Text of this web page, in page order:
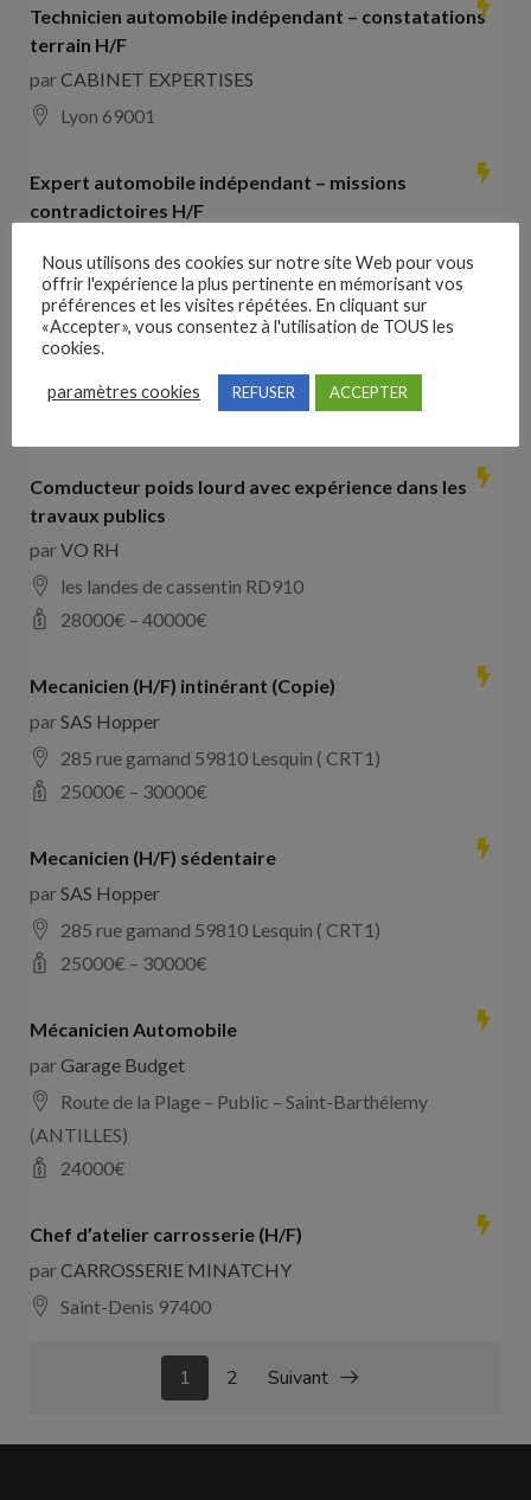
Technicien automobile indépendant – constatations
terrain H/F
parCABINET EXPERTISES
Lyon 69001
Expert automobile indépendant – missions
contradictoires H/F
Lyon 69001
Collaborateur comptable H/F
parHays France
Comducteur poids lourd avec expérience dans les
travaux publics
parVO RH
les landes de cassentin RD910
28000€ – 40000€
Mecanicien (H/F) intinérant (Copie)
parSAS Hopper
285 rue gamand 59810 Lesquin ( CRT1)
25000€ – 30000€
Mecanicien (H/F) sédentaire
parSAS Hopper
285 rue gamand 59810 Lesquin ( CRT1)
25000€ – 30000€
Mécanicien Automobile
parGarage Budget
Route de la Plage – Public – Saint-Barthélemy
(ANTILLES)
24000€
Chef d’atelier carrosserie (H/F)
parCARROSSERIE MINATCHY
Saint-Denis 97400
1 2 Suivant
Nous utilisons des cookies sur notre site Web pour vous
offrir l'expérience la plus pertinente en mémorisant vos
préférences et les visites répétées. En cliquant sur
«Accepter», vous consentez à l'utilisation de TOUS les
cookies.
paramètres cookies REFUSER ACCEPTER